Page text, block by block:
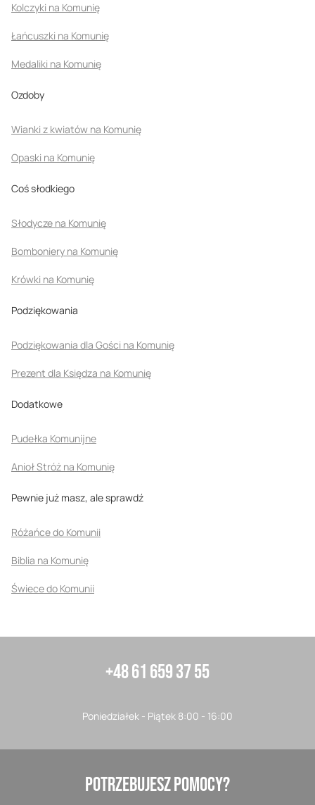
Kolczyki na Komunię
Łańcuszki na Komunię
Medaliki na Komunię
Ozdoby
Wianki z kwiatów na Komunię
Opaski na Komunię
Coś słodkiego
Słodycze na Komunię
Bomboniery na Komunię
Krówki na Komunię
Podziękowania
Podziękowania dla Gości na Komunię
Prezent dla Księdza na Komunię
Dodatkowe
Pudełka Komunijne
Anioł Stróż na Komunię
Pewnie już masz, ale sprawdź
Różańce do Komunii
Biblia na Komunię
Świece do Komunii
+48 61 659 37 55
Poniedziałek - Piątek 8:00 - 16:00
POTRZEBUJESZ POMOCY?